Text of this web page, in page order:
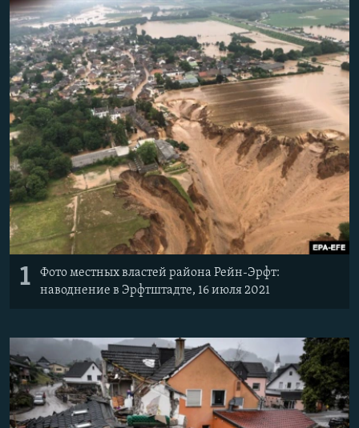
РАСПИСАНИЕ ВЕЩАНИЯ
ПОДПИШИТЕСЬ НА РАССЫЛКУ
СОЦИАЛЬНЫЕ СЕТИ
Все сайты РСЕ/РС
1
Фото местных властей района Рейн-Эрфт:
наводнение в Эрфтштадте, 16 июля 2021